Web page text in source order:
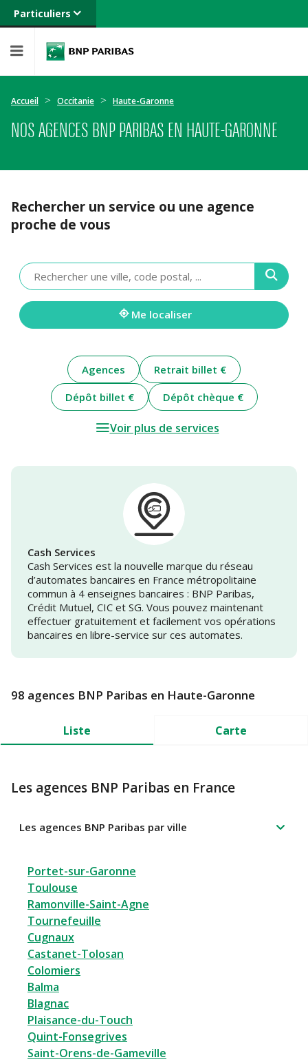
Particuliers
Banque privée
Entreprises
Accueil Occitanie Haute-Garonne
NOS AGENCES BNP PARIBAS EN HAUTE-GARONNE
Rechercher un service ou une agence
proche de vous
Veuillez
renseigner
une
adresse
Me localiser
Agences
Retrait billet €
Dépôt billet €
Dépôt chèque €
Voir plus de services
Cash Services
Cash Services est la nouvelle marque du réseau
d’automates bancaires en France métropolitaine
commun à 4 enseignes bancaires : BNP Paribas,
Crédit Mutuel, CIC et SG. Vous pouvez maintenant
effectuer gratuitement et facilement vos opérations
bancaires en libre-service sur ces automates.
98 agences BNP Paribas en Haute-Garonne
Liste Carte
Les agences BNP Paribas en France
Les agences BNP Paribas par ville
Portet-sur-Garonne
Toulouse
Ramonville-Saint-Agne
Tournefeuille
Cugnaux
Castanet-Tolosan
Colomiers
Balma
Blagnac
Plaisance-du-Touch
Quint-Fonsegrives
Saint-Orens-de-Gameville